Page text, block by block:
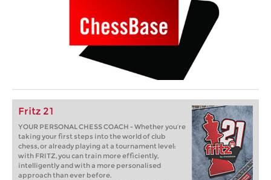
Fritz 21
YOUR PERSONAL CHESS COACH - Whether you’re
taking your first steps into the world of club
chess, or already playing at a tournament level:
with FRITZ, you can train more efficiently,
intelligently and with a more personalised
approach than ever before.